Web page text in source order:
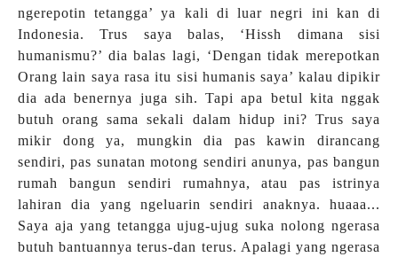
ngerepotin tetangga’ ya kali di luar negri ini kan di
Indonesia. Trus saya balas, ‘Hissh dimana sisi
humanismu?’ dia balas lagi, ‘Dengan tidak merepotkan
Orang lain saya rasa itu sisi humanis saya’ kalau dipikir
dia ada benernya juga sih. Tapi apa betul kita nggak
butuh orang sama sekali dalam hidup ini? Trus saya
mikir dong ya, mungkin dia pas kawin dirancang
sendiri, pas sunatan motong sendiri anunya, pas bangun
rumah bangun sendiri rumahnya, atau pas istrinya
lahiran dia yang ngeluarin sendiri anaknya. huaaa...
Saya aja yang tetangga ujug-ujug suka nolong ngerasa
butuh bantuannya terus-dan terus. Apalagi yang ngerasa